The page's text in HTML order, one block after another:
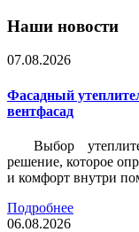
Наши новости
07.08.2026
Фасадный
вентфасад
Выбор
решение, которое
и комфорт внутри
Подробнее
06.08.2026